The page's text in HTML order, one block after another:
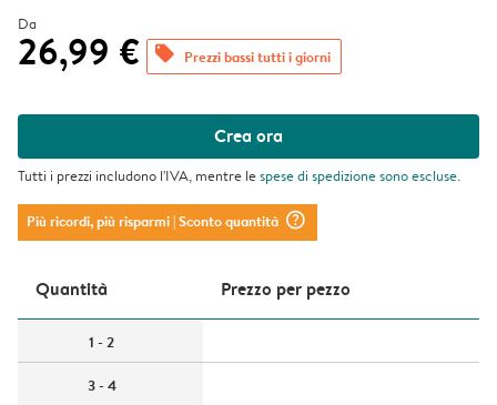
Da
26,99 € offers Prezzi bassi tutti i giorni
Crea ora
Tutti i prezzi includono l'IVA, mentre lespese di spedizionesono escluse.
Più ricordi, più risparmi| Sconto quantità question_mark_circle
Quantità Prezzo per pezzo
1 - 2
3 - 4